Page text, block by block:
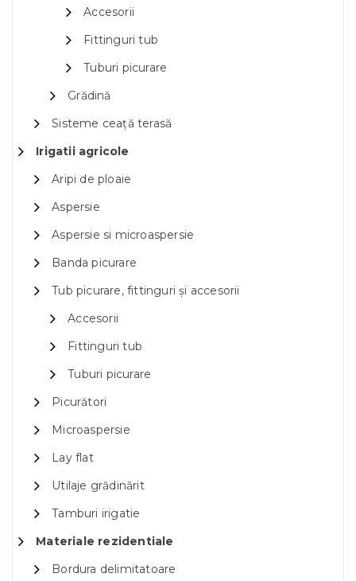
Accesorii
Fittinguri tub
Tuburi picurare
Grădină
Sisteme ceață terasă
Irigatii agricole
Aripi de ploaie
Aspersie
Aspersie si microaspersie
Banda picurare
Tub picurare, fittinguri și accesorii
Accesorii
Fittinguri tub
Tuburi picurare
Picurători
Microaspersie
Lay flat
Utilaje grădinărit
Tamburi irigatie
Materiale rezidentiale
Bordura delimitatoare